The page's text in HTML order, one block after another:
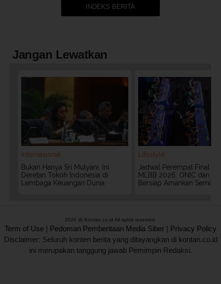
INDEKS BERITA
Jangan Lewatkan
Internasional
Bukan Hanya Sri Mulyani, Ini
Deretan Tokoh Indonesia di
Lembaga Keuangan Dunia
Lifestyle
Jadwal Perempat Final
MLBB 2026: ONIC dan
Bersiap Amankan
2020 @ Kontan.co.id All rights reserved.
Term of Use | Pedoman Pemberitaan Media Siber | Privacy Policy
Disclaimer: Seluruh konten berita yang ditayangkan di kontan.co.id
ini merupakan tanggung jawab Pemimpin Redaksi.